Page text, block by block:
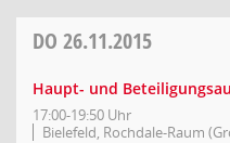
DO 26.11.2015
Haupt- und
17:00-19:50 Uhr
Bielefeld, Rochdale-Raum